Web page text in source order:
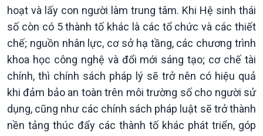
Tuyên chiến với gian lận
thương mại
đảo
Tìm hiểu biển, đảo Việt
Nam
Xã hội
Khoa học & Công nghệ
hoạt và lấy con người làm trung tâm. Khi Hệ sinh thái
số còn có 5 thành tố khác là các tổ chức và các thiết
chế; nguồn nhân lực, cơ sở hạ tầng, các chương trình
khoa học công nghệ và đổi mới sáng tạo; cơ chế tài
chính, thì chính sách pháp lý sẽ trở nên có hiệu quả
khi đảm bảo an toàn trên môi trường số cho người sử
dụng, cũng như các chính sách pháp luật sẽ trở thành
nền tảng thúc đẩy các thành tố khác phát triển, góp